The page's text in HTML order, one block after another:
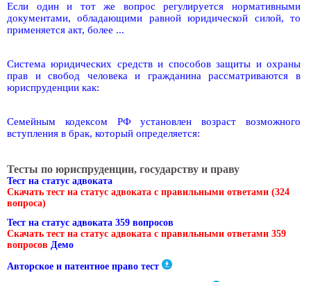
Если один и тот же вопрос регулируется нормативными
документами, обладающими равной юридической силой, то
применяется акт, более ...
Система юридических средств и способов защиты и охраны
прав и свобод человека и гражданина рассматриваются в
юриспруденции как:
Семейным кодексом РФ установлен возраст возможного
вступления в брак, который определяется:
Тесты по юриспруденции, государству и праву
Тест на статус адвоката
Скачать тест на статус адвоката с правильными ответами (324
вопроса)
Тест на статус адвоката 359 вопросов
Скачать тест на статус адвоката с правильными ответами 359
вопросов Демо
Авторское и патентное право тест